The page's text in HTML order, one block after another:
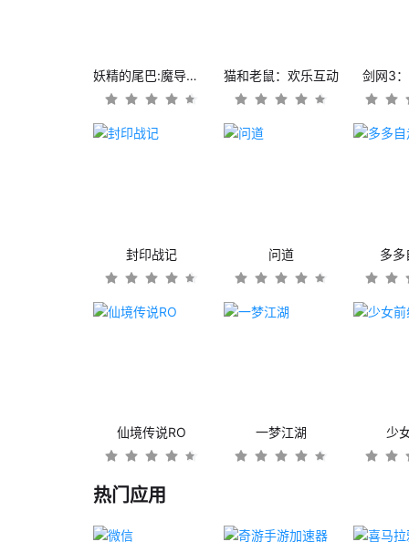
妖精的尾巴:魔导少年 猫和老鼠：欢乐互动 剑网3
封印战记 问道 多多
仙境传说RO 一梦江湖 少
热门应用